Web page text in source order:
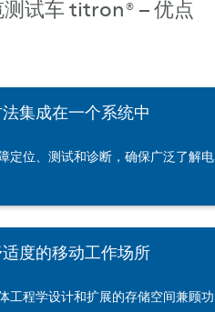
测试车 titron® – 优点
集成在一个系统中
定位、测试和诊断，确保广泛了解电
度的移动工作场所
工程学设计和扩展的存储空间兼顾功